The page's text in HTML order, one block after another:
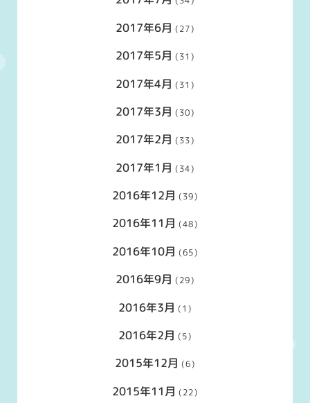
2017年6月 (27)
2017年5月 (31)
2017年4月 (31)
2017年3月 (30)
2017年2月 (33)
2017年1月 (34)
2016年12月 (39)
2016年11月 (48)
2016年10月 (65)
2016年9月 (29)
2016年3月 (1)
2016年2月 (5)
2015年12月 (6)
2015年11月 (22)